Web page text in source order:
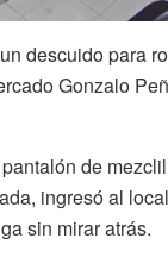
descuido para
Gonzalo
de
ingresó al
sin mirar atrás.